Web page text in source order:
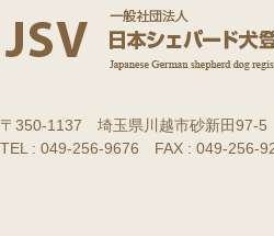
〒350-1137 埼玉県川越市砂新田97-
TEL : 049-256-9676 FAX : 049-256-